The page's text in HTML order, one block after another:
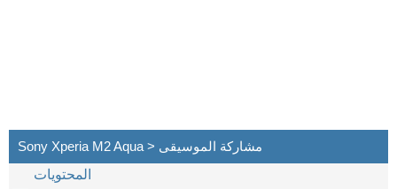
Sony Xperia M2 Aqua > مشاركة الموسيقى
المحتويات